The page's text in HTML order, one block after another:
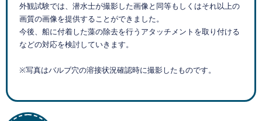
外観試験では、潜水士が撮影した画像と同等もしくはそれ以上の
画質の画像を提供することができました。
今後、船に付着した藻の除去を行うアタッチメントを取り付ける
などの対応を検討していきます。
※写真はバルブ穴の溶接状況確認時に撮影したものです。